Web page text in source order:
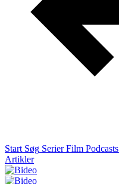
Start Søg Serier Film Podcasts
Artikler